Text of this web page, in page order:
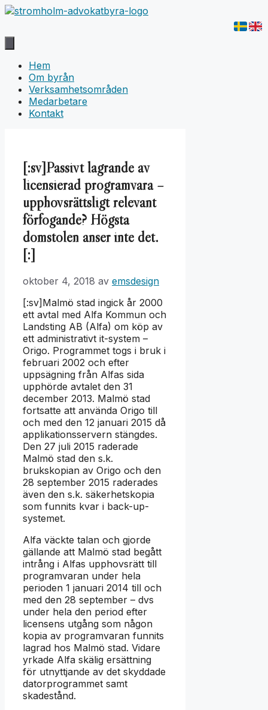
Hoppa
innehåll
Hem
Om byrån
Verksamhetsområden
Medarbetare
Kontakt
[:sv]Passivt lagrande av
licensierad programvara –
upphovsrättsligt relevant
förfogande? Högsta
domstolen anser inte det.
[:]
oktober 4, 2018 av emsdesign
[:sv]Malmö stad ingick år 2000
ett avtal med Alfa Kommun och
Landsting AB (Alfa) om köp av
ett administrativt it-system –
Origo. Programmet togs i bruk i
februari 2002 och efter
uppsägning från Alfas sida
upphörde avtalet den 31
december 2013. Malmö stad
fortsatte att använda Origo till
och med den 12 januari 2015 då
applikationsservern stängdes.
Den 27 juli 2015 raderade
Malmö stad den s.k.
brukskopian av Origo och den
28 september 2015 raderades
även den s.k. säkerhetskopia
som funnits kvar i back-up-
systemet.
Alfa väckte talan och gjorde
gällande att Malmö stad begått
intrång i Alfas upphovsrätt till
programvaran under hela
perioden 1 januari 2014 till och
med den 28 september – dvs
under hela den period efter
licensens utgång som någon
kopia av programvaran funnits
lagrad hos Malmö stad. Vidare
yrkade Alfa skälig ersättning
för utnyttjande av det skyddade
datorprogrammet samt
skadestånd.